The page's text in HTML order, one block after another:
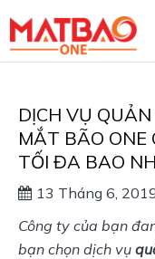
DỊCH VỤ
MẮT BÃO ONE
TỐI ĐA BAO
13 Tháng 6,
Công ty của bạn
bạn chọn dịch vụ